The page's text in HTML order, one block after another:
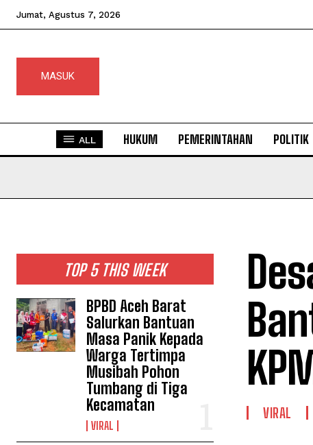
Jumat, Agustus 7, 2026
MASUK
ALL HUKUM PEMERINTAHAN POLITIK
TOP 5 THIS WEEK
BPBD Aceh Barat
Salurkan Bantuan
Masa Panik Kepada
Warga Tertimpa
Musibah Pohon
Tumbang di Tiga
Kecamatan
VIRAL
VIRAL